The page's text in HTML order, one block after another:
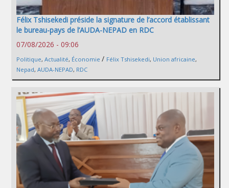
Félix Tshisekedi préside la signature de l’accord établissant
le bureau-pays de l’AUDA-NEPAD en RDC
07/08/2026 - 09:06
Politique, Actualité, Économie / Félix Tshisekedi, Union africaine,
Nepad, AUDA-NEPAD, RDC